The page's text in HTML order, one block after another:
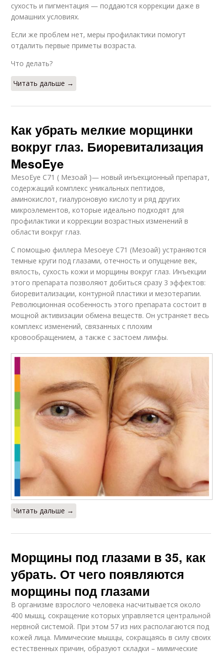
сухость и пигментация — поддаются коррекции даже в
домашних условиях.
Если же проблем нет, меры профилактики помогут
отдалить первые приметы возраста.
Что делать?
Читать дальше →
Как убрать мелкие морщинки
вокруг глаз. Биоревитализация
MesoEye
MesoEye C71 ( Мезоай )— новый инъекционный препарат,
содержащий комплекс уникальных пептидов,
аминокислот, гиалуроновую кислоту и ряд других
микроэлементов, которые идеально подходят для
профилактики и коррекции возрастных изменений в
области вокруг глаз.
С помощью филлера Mesoeye C71 (Мезоай) устраняются
темные круги под глазами, отечность и опущение век,
вялость, сухость кожи и морщины вокруг глаз. Инъекции
этого препарата позволяют добиться сразу 3 эффектов:
биоревитализации, контурной пластики и мезотерапии.
Революционная особенность этого препарата состоит в
мощной активизации обмена веществ. Он устраняет весь
комплекс изменений, связанных с плохим
кровообращением, а также с застоем лимфы.
Читать дальше →
Морщины под глазами в 35, как
убрать. От чего появляются
морщины под глазами
В организме взрослого человека насчитывается около
400 мышц, сокращение которых управляется центральной
нервной системой. При этом 57 из них располагаются под
кожей лица. Мимические мышцы, сокращаясь в силу своих
естественных причин, образуют складки – мимические